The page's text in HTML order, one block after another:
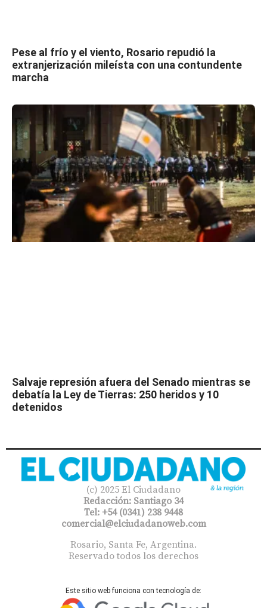
Pese al frío y el viento, Rosario repudió la
extranjerización mileísta con una contundente
marcha
Salvaje represión afuera del Senado mientras se
debatía la Ley de Tierras: 250 heridos y 10
detenidos
(c) 2025 El Ciudadano
Redacción: Santiago 34
Tel: +54 (0341) 238 9448
comercial@elciudadanoweb.com​
Rosario, Santa Fe, Argentina.
Reservado todos los derechos
Este sitio web funciona con tecnología de: